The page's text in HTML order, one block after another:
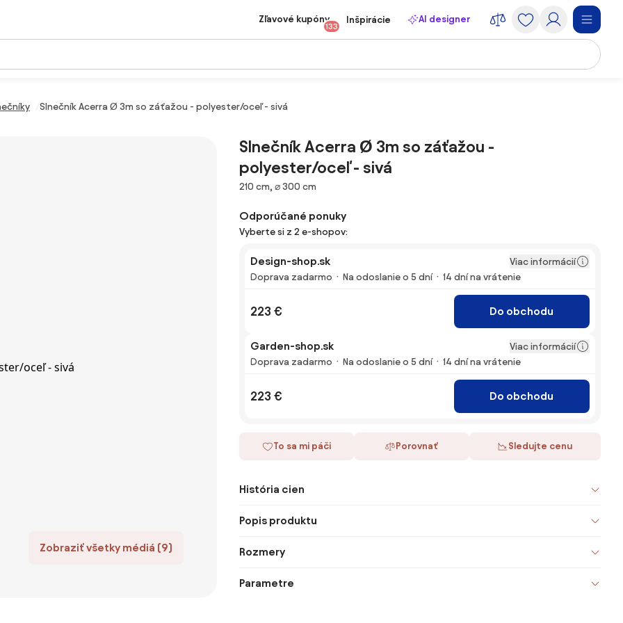
Zľavové kupóny
133
Inšpirácie AI designer
Slnečník Acerra Ø 3m so záťažou - polyester/oceľ - sivá
Zobraziť všetky médiá (9)
Slnečník Acerra Ø 3m so záťažou -
polyester/oceľ - sivá
Rozmery
210 cm, ⌀ 300 cm
Odporúčané ponuky
Vyberte si z 2 e-shopov:
Design-shop.sk
Viac informácií
Doprava zadarmo
Na odoslanie o 5 dní 14 dní na vrátenie
223 € Do obchodu
Garden-shop.sk
Viac informácií
Doprava zadarmo
Na odoslanie o 5 dní 14 dní na vrátenie
223 € Do obchodu
To sa mi páči Porovnať Sledujte cenu
História cien
Popis produktu
Rozmery
Parametre